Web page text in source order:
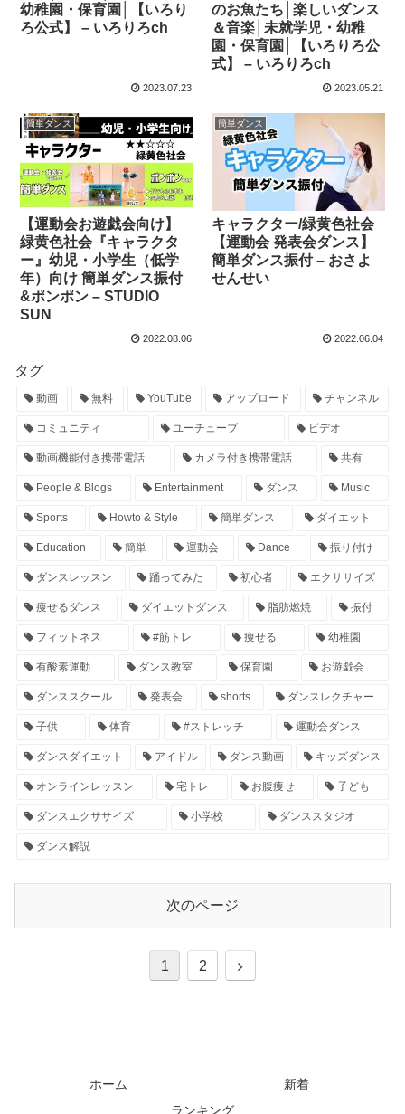
幼稚園・保育園│【いろり
ろ公式】 – いろりろch
2023.07.23
のお魚たち│楽しいダンス
＆音楽│未就学児・幼稚
園・保育園│【いろりろ公
式】 – いろりろch
2023.05.21
簡単ダンス
【運動会お遊戯会向け】
緑黄色社会『キャラクタ
ー』幼児・小学生（低学
年）向け 簡単ダンス振付
&ポンポン – STUDIO
SUN
2022.08.06
簡単ダンス
キャラクター/緑黄色社会
【運動会 発表会ダンス】
簡単ダンス振付 – おさよ
せんせい
2022.06.04
タグ
動画 無料 YouTube アップロード チャンネル
コミュニティ ユーチューブ ビデオ
動画機能付き携帯電話 カメラ付き携帯電話 共有
People & Blogs Entertainment ダンス Music
Sports Howto & Style 簡単ダンス ダイエット
Education 簡単 運動会 Dance 振り付け
ダンスレッスン 踊ってみた 初心者 エクササイズ
痩せるダンス ダイエットダンス 脂肪燃焼 振付
フィットネス #筋トレ 痩せる 幼稚園
有酸素運動 ダンス教室 保育園 お遊戯会
ダンススクール 発表会 shorts ダンスレクチャー
子供 体育 #ストレッチ 運動会ダンス
ダンスダイエット アイドル ダンス動画 キッズダンス
オンラインレッスン 宅トレ お腹痩せ 子ども
ダンスエクササイズ 小学校 ダンススタジオ
ダンス解説
次のページ
1 2
ホーム
新着
ランキング